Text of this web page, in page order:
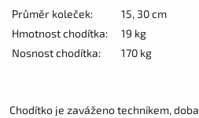
Průměr koleček:
15, 30 cm
Hmotnost chodítka:
19 kg
Nosnost chodítka:
170 kg
Chodítko je zaváženo technikem,